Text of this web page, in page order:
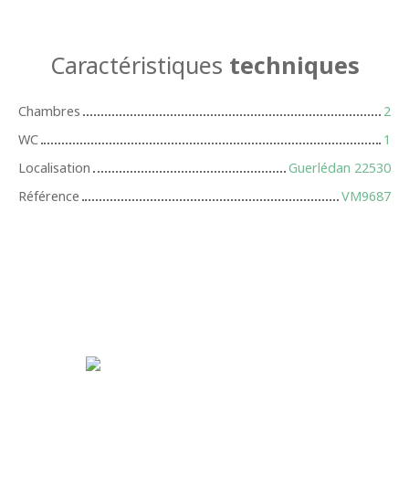
Caractéristiques techniques
Chambres
2
WC
1
Localisation
Guerlédan 22530
Référence
VM9687